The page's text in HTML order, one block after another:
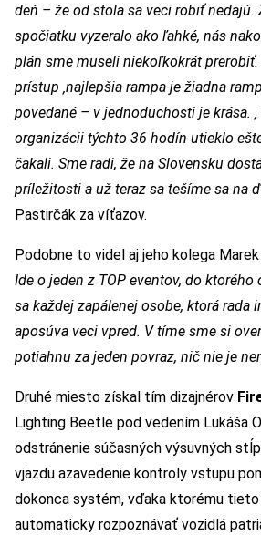
deň – že od stola sa veci robiť nedajú.
spočiatku vyzeralo ako ľahké, nás
plán sme museli niekoľkokrát
prístup ‚najlepšia rampa je žiadna
povedané – v jednoduchosti je krása.
organizácii týchto 36 hodín utieklo
čakali. Sme radi, že na Slovensku
príležitosti a už teraz sa tešíme sa na
Pastirčák za víťazov.
Podobne to videl aj jeho kolega
Ide o jeden z TOP eventov, do
sa každej zapálenej osobe, ktorá rada
aposúva veci vpred. V tíme sme si
potiahnu za jeden povraz, nič nie je
Druhé miesto získal tím dizajnérov
Lighting Beetle pod vedením Lukáša
odstránenie súčasných výsuvných
vjazdu azavedenie kontroly vstupu
dokonca systém, vďaka ktorému tieto
automaticky rozpoznávať vozidlá